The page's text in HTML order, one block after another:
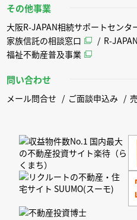
その他事業
大阪R-JAPAN相続サポートセンタ
家族信託の相談窓口
R-
福祉不動産普及事業
問い合わせ
メール問合せ ご面談申込み